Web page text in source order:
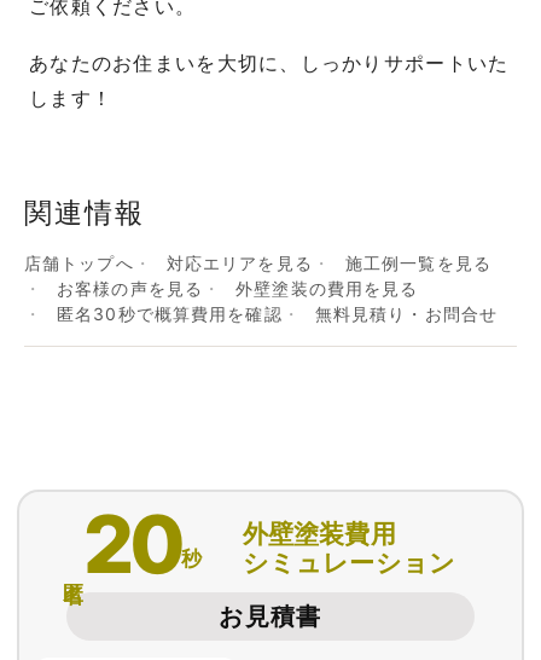
ご依頼ください。
あなたのお住まいを大切に、しっかりサポートいた
します！
関連情報
店舗トップへ 対応エリアを見る
施工例一覧を見る
お客様の声を見る
外壁塗装の費用を見る
匿名30秒で概算費用を確認
無料見積り・お問合せ
20秒
外壁塗装費用
シミュレーション
お見積書